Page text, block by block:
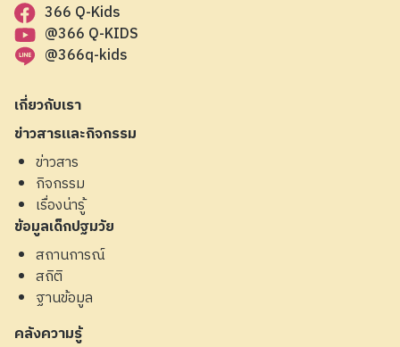
เกี่ยวกับเรา
ข่าวสารและกิจกรรม
ข่าวสาร
กิจกรรม
เรื่องน่ารู้
ข้อมูลเด็กปฐมวัย
สถานการณ์
สถิติ
ฐานข้อมูล
คลังความรู้
366 Q-Kids
@366 Q-KIDS
@366q-kids